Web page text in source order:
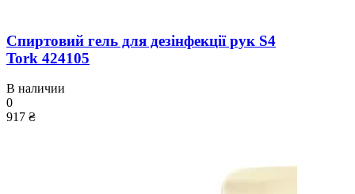
Спиртовий гель для дезінфекції рук S4
Tork 424105
В наличии
0
917 ₴